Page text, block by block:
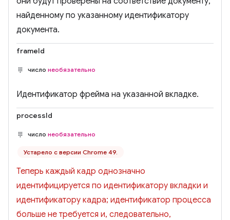
найденному по указанному идентификатору
документа.
frameId
число необязательно
Идентификатор фрейма на указанной вкладке.
processId
число необязательно
Устарело с версии Chrome 49.
Теперь каждый кадр однозначно
идентифицируется по идентификатору вкладки и
идентификатору кадра; идентификатор процесса
больше не требуется и, следовательно,